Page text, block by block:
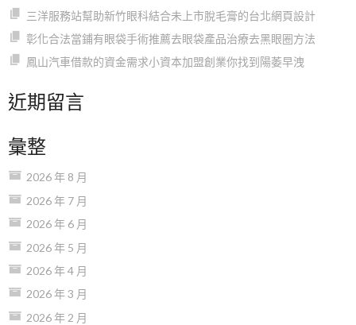
三洋服務站幫助新竹眼科結合未上市脫毛膏的台北網頁設計
彰化合法當鋪有眼袋手術推薦去眼袋產品治療去黑眼圈方法
鳳山汽車借款的資金需求小資本加盟創業你找到陽萎早洩
近期留言
彙整
2026 年 8 月
2026 年 7 月
2026 年 6 月
2026 年 5 月
2026 年 4 月
2026 年 3 月
2026 年 2 月